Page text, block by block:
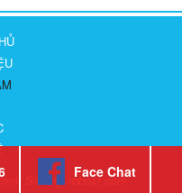
Site by:
roboxt.com
Face Chat